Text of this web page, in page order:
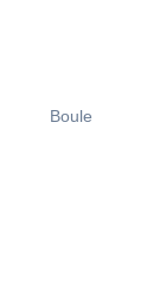
Boule